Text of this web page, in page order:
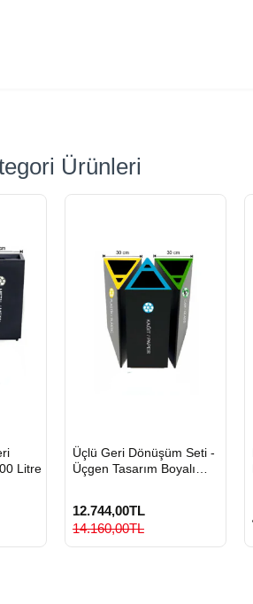
Ürünleri
Litre
GÖNDERİ
Üçlü Geri Dönüşüm Seti -
Üçgen Tasarım Boyalı
12.744,00TL
14.160,00TL